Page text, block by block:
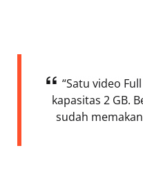
“Satu video
kapasitas 2 GB.
sudah